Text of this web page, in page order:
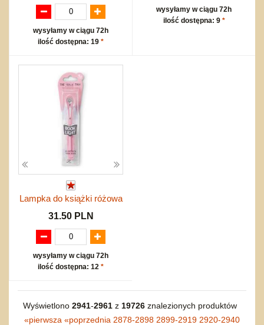
wysyłamy w ciągu 72h
ilość dostępna: 19 *
wysyłamy w ciągu 72h
ilość dostępna: 9 *
Lampka do książki różowa
31.50 PLN
wysyłamy w ciągu 72h
ilość dostępna: 12 *
Wyświetlono 2941-2961z 19726znalezionych produktów
«pierwsza «poprzednia 2878-2898 2899-2919 2920-2940